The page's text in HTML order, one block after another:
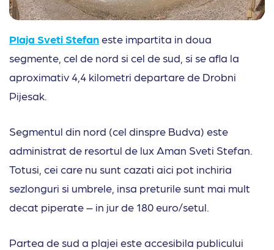
Plaja Sveti Stefaneste impartita in doua
segmente, cel de nord si cel de sud, si se afla la
aproximativ 4,4 kilometri departare de Drobni
Pijesak.
Segmentul din nord (cel dinspre Budva) este
administrat de resortul de lux Aman Sveti Stefan.
Totusi, cei care nu sunt cazati aici pot inchiria
sezlonguri si umbrele, insa preturile sunt mai mult
decat piperate – in jur de 180 euro/setul.
Partea de sud a plajei este accesibila publicului